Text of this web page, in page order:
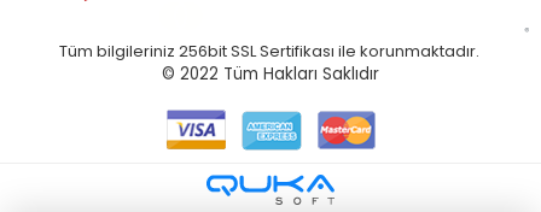
Tüm bilgileriniz 256bit SSL Sertifikası ile korunmaktadır.
© 2022 Tüm Hakları Saklıdır